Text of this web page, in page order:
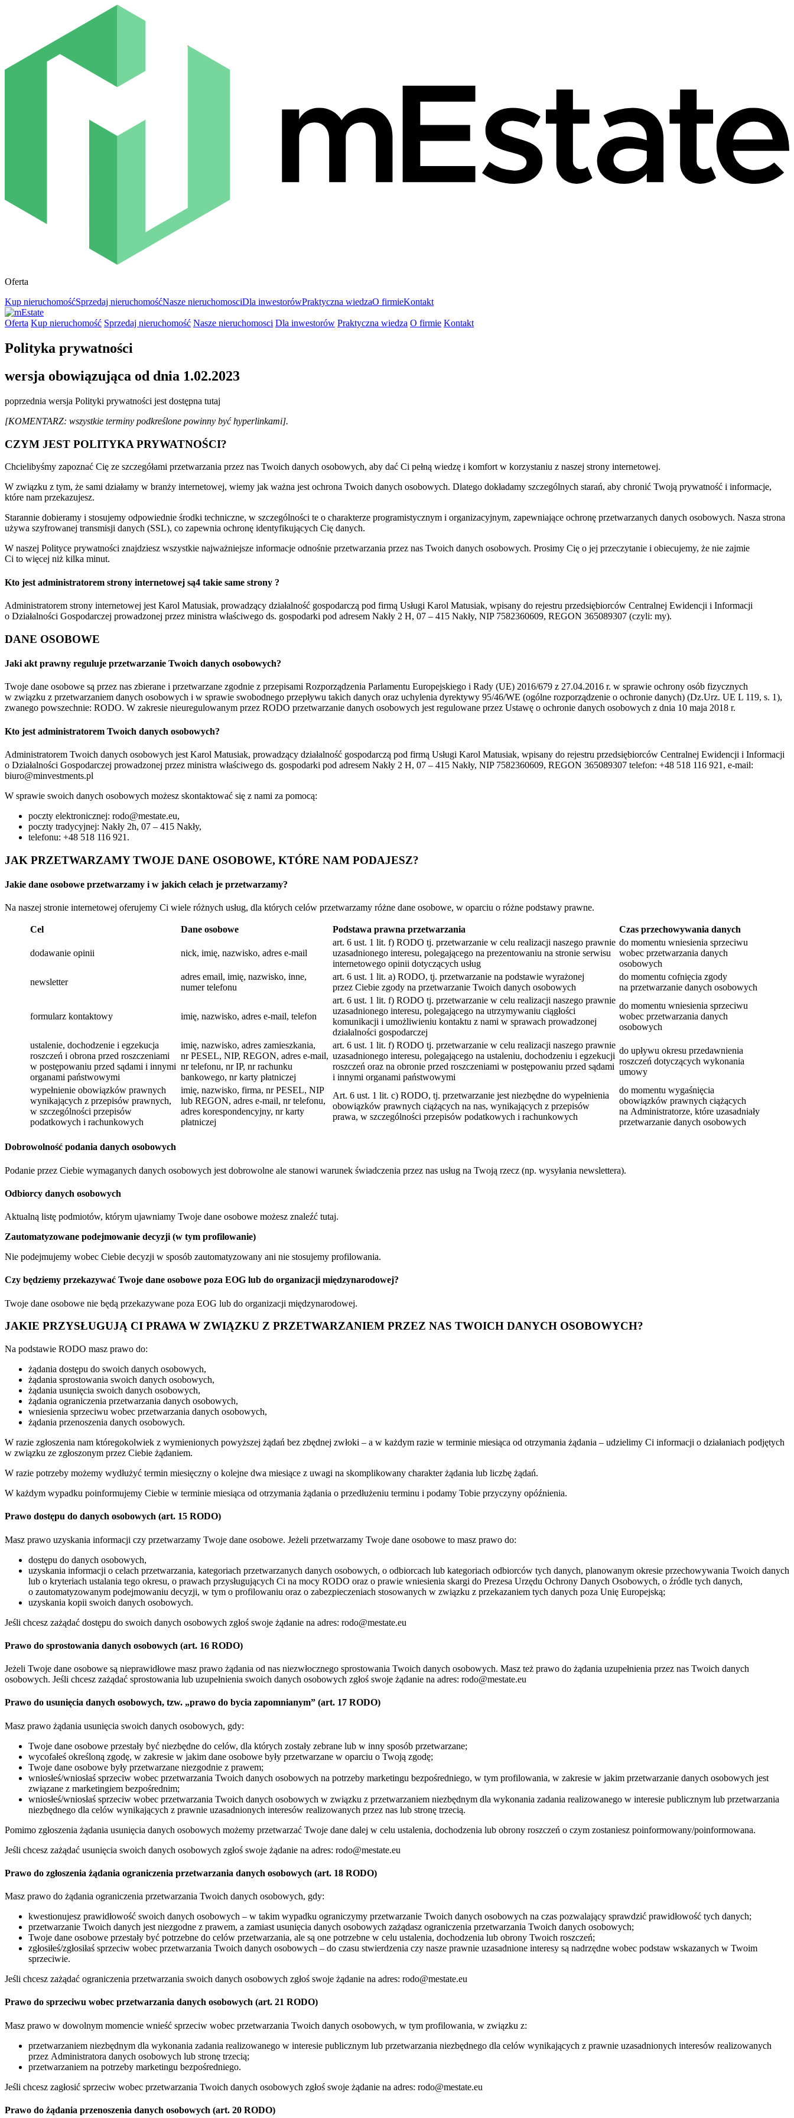
Oferta
Kup nieruchomośćSprzedaj nieruchomośćNasze nieruchomosciDla inwestorówPraktyczna wiedzaO firmieKontakt
Oferta Kup nieruchomość Sprzedaj nieruchomość Nasze nieruchomosci Dla inwestorów Praktyczna wiedza O firmie Kontakt
Polityka prywatności
wersja obowiązująca od dnia 1.02.2023
poprzednia wersja Polityki prywatności jest dostępna tutaj
[KOMENTARZ: wszystkie terminy podkreślone powinny być hyperlinkami].
CZYM JEST POLITYKA PRYWATNOŚCI?
Chcielibyśmy zapoznać Cię ze szczegółami przetwarzania przez nas Twoich danych osobowych, aby dać Ci pełną wiedzę i komfort w korzystaniu z naszej strony internetowej.
W związku z tym, że sami działamy w branży internetowej, wiemy jak ważna jest ochrona Twoich danych osobowych. Dlatego dokładamy szczególnych starań, aby chronić Twoją prywatność i informacje,
które nam przekazujesz.
Starannie dobieramy i stosujemy odpowiednie środki techniczne, w szczególności te o charakterze programistycznym i organizacyjnym, zapewniające ochronę przetwarzanych danych osobowych. Nasza strona
używa szyfrowanej transmisji danych (SSL), co zapewnia ochronę identyfikujących Cię danych.
W naszej Polityce prywatności znajdziesz wszystkie najważniejsze informacje odnośnie przetwarzania przez nas Twoich danych osobowych. Prosimy Cię o jej przeczytanie i obiecujemy, że nie zajmie
Ci to więcej niż kilka minut.
Kto jest administratorem strony internetowej są4 takie same strony ?
Administratorem strony internetowej jest Karol Matusiak, prowadzący działalność gospodarczą pod firmą Usługi Karol Matusiak, wpisany do rejestru przedsiębiorców Centralnej Ewidencji i Informacji
o Działalności Gospodarczej prowadzonej przez ministra właściwego ds. gospodarki pod adresem Nakły 2 H, 07 – 415 Nakły, NIP 7582360609, REGON 365089307 (czyli: my).
DANE OSOBOWE
Jaki akt prawny reguluje przetwarzanie Twoich danych osobowych?
Twoje dane osobowe są przez nas zbierane i przetwarzane zgodnie z przepisami Rozporządzenia Parlamentu Europejskiego i Rady (UE) 2016/679 z 27.04.2016 r. w sprawie ochrony osób fizycznych
w związku z przetwarzaniem danych osobowych i w sprawie swobodnego przepływu takich danych oraz uchylenia dyrektywy 95/46/WE (ogólne rozporządzenie o ochronie danych) (Dz.Urz. UE L 119, s. 1),
zwanego powszechnie: RODO. W zakresie nieuregulowanym przez RODO przetwarzanie danych osobowych jest regulowane przez Ustawę o ochronie danych osobowych z dnia 10 maja 2018 r.
Kto jest administratorem Twoich danych osobowych?
Administratorem Twoich danych osobowych jest Karol Matusiak, prowadzący działalność gospodarczą pod firmą Usługi Karol Matusiak, wpisany do rejestru przedsiębiorców Centralnej Ewidencji i Informacji
o Działalności Gospodarczej prowadzonej przez ministra właściwego ds. gospodarki pod adresem Nakły 2 H, 07 – 415 Nakły, NIP 7582360609, REGON 365089307 telefon: +48 518 116 921, e-mail:
biuro@minvestments.pl
W sprawie swoich danych osobowych możesz skontaktować się z nami za pomocą:
poczty elektronicznej: rodo@mestate.eu,
poczty tradycyjnej: Nakły 2h, 07 – 415 Nakły,
telefonu: +48 518 116 921.
JAK PRZETWARZAMY TWOJE DANE OSOBOWE, KTÓRE NAM PODAJESZ?
Jakie dane osobowe przetwarzamy i w jakich celach je przetwarzamy?
Na naszej stronie internetowej oferujemy Ci wiele różnych usług, dla których celów przetwarzamy różne dane osobowe, w oparciu o różne podstawy prawne.
Cel Dane osobowe Podstawa prawna przetwarzania Czas przechowywania danych
dodawanie opinii nick, imię, nazwisko, adres e-mail
art. 6 ust. 1 lit. f) RODO tj. przetwarzanie w celu realizacji naszego prawnie
uzasadnionego interesu, polegającego na prezentowaniu na stronie serwisu
internetowego opinii dotyczących usług
do momentu wniesienia sprzeciwu
wobec przetwarzania danych
osobowych
newsletter
adres email, imię, nazwisko, inne,
numer telefonu
art. 6 ust. 1 lit. a) RODO, tj. przetwarzanie na podstawie wyrażonej
przez Ciebie zgody na przetwarzanie Twoich danych osobowych
do momentu cofnięcia zgody
na przetwarzanie danych osobowych
formularz kontaktowy imię, nazwisko, adres e-mail, telefon
art. 6 ust. 1 lit. f) RODO tj. przetwarzanie w celu realizacji naszego prawnie
uzasadnionego interesu, polegającego na utrzymywaniu ciągłości
komunikacji i umożliwieniu kontaktu z nami w sprawach prowadzonej
działalności gospodarczej
do momentu wniesienia sprzeciwu
wobec przetwarzania danych
osobowych
ustalenie, dochodzenie i egzekucja
roszczeń i obrona przed roszczeniami
w postępowaniu przed sądami i innymi
organami państwowymi
imię, nazwisko, adres zamieszkania,
nr PESEL, NIP, REGON, adres e-mail,
nr telefonu, nr IP, nr rachunku
bankowego, nr karty płatniczej
art. 6 ust. 1 lit. f) RODO tj. przetwarzanie w celu realizacji naszego prawnie
uzasadnionego interesu, polegającego na ustaleniu, dochodzeniu i egzekucji
roszczeń oraz na obronie przed roszczeniami w postępowaniu przed sądami
i innymi organami państwowymi
do upływu okresu przedawnienia
roszczeń dotyczących wykonania
umowy
wypełnienie obowiązków prawnych
wynikających z przepisów prawnych,
w szczególności przepisów
podatkowych i rachunkowych
imię, nazwisko, firma, nr PESEL, NIP
lub REGON, adres e-mail, nr telefonu,
adres korespondencyjny, nr karty
płatniczej
Art. 6 ust. 1 lit. c) RODO, tj. przetwarzanie jest niezbędne do wypełnienia
obowiązków prawnych ciążących na nas, wynikających z przepisów
prawa, w szczególności przepisów podatkowych i rachunkowych
do momentu wygaśnięcia
obowiązków prawnych ciążących
na Administratorze, które uzasadniały
przetwarzanie danych osobowych
Dobrowolność podania danych osobowych
Podanie przez Ciebie wymaganych danych osobowych jest dobrowolne ale stanowi warunek świadczenia przez nas usług na Twoją rzecz (np. wysyłania newslettera).
Odbiorcy danych osobowych
Aktualną listę podmiotów, którym ujawniamy Twoje dane osobowe możesz znaleźć tutaj.
Zautomatyzowane podejmowanie decyzji (w tym profilowanie)
Nie podejmujemy wobec Ciebie decyzji w sposób zautomatyzowany ani nie stosujemy profilowania.
Czy będziemy przekazywać Twoje dane osobowe poza EOG lub do organizacji międzynarodowej?
Twoje dane osobowe nie będą przekazywane poza EOG lub do organizacji międzynarodowej.
JAKIE PRZYSŁUGUJĄ CI PRAWA W ZWIĄZKU Z PRZETWARZANIEM PRZEZ NAS TWOICH DANYCH OSOBOWYCH?
Na podstawie RODO masz prawo do:
żądania dostępu do swoich danych osobowych,
żądania sprostowania swoich danych osobowych,
żądania usunięcia swoich danych osobowych,
żądania ograniczenia przetwarzania danych osobowych,
wniesienia sprzeciwu wobec przetwarzania danych osobowych,
żądania przenoszenia danych osobowych.
W razie zgłoszenia nam któregokolwiek z wymienionych powyższej żądań bez zbędnej zwłoki – a w każdym razie w terminie miesiąca od otrzymania żądania – udzielimy Ci informacji o działaniach podjętych
w związku ze zgłoszonym przez Ciebie żądaniem.
W razie potrzeby możemy wydłużyć termin miesięczny o kolejne dwa miesiące z uwagi na skomplikowany charakter żądania lub liczbę żądań.
W każdym wypadku poinformujemy Ciebie w terminie miesiąca od otrzymania żądania o przedłużeniu terminu i podamy Tobie przyczyny opóźnienia.
Prawo dostępu do danych osobowych (art. 15 RODO)
Masz prawo uzyskania informacji czy przetwarzamy Twoje dane osobowe. Jeżeli przetwarzamy Twoje dane osobowe to masz prawo do:
dostępu do danych osobowych,
uzyskania informacji o celach przetwarzania, kategoriach przetwarzanych danych osobowych, o odbiorcach lub kategoriach odbiorców tych danych, planowanym okresie przechowywania Twoich danych
lub o kryteriach ustalania tego okresu, o prawach przysługujących Ci na mocy RODO oraz o prawie wniesienia skargi do Prezesa Urzędu Ochrony Danych Osobowych, o źródle tych danych,
o zautomatyzowanym podejmowaniu decyzji, w tym o profilowaniu oraz o zabezpieczeniach stosowanych w związku z przekazaniem tych danych poza Unię Europejską;
uzyskania kopii swoich danych osobowych.
Jeśli chcesz zażądać dostępu do swoich danych osobowych zgłoś swoje żądanie na adres: rodo@mestate.eu
Prawo do sprostowania danych osobowych (art. 16 RODO)
Jeżeli Twoje dane osobowe są nieprawidłowe masz prawo żądania od nas niezwłocznego sprostowania Twoich danych osobowych. Masz też prawo do żądania uzupełnienia przez nas Twoich danych
osobowych. Jeśli chcesz zażądać sprostowania lub uzupełnienia swoich danych osobowych zgłoś swoje żądanie na adres: rodo@mestate.eu
Prawo do usunięcia danych osobowych, tzw. „prawo do bycia zapomnianym” (art. 17 RODO)
Masz prawo żądania usunięcia swoich danych osobowych, gdy:
Twoje dane osobowe przestały być niezbędne do celów, dla których zostały zebrane lub w inny sposób przetwarzane;
wycofałeś określoną zgodę, w zakresie w jakim dane osobowe były przetwarzane w oparciu o Twoją zgodę;
Twoje dane osobowe były przetwarzane niezgodnie z prawem;
wniosłeś/wniosłaś sprzeciw wobec przetwarzania Twoich danych osobowych na potrzeby marketingu bezpośredniego, w tym profilowania, w zakresie w jakim przetwarzanie danych osobowych jest
związane z marketingiem bezpośrednim;
wniosłeś/wniosłaś sprzeciw wobec przetwarzania Twoich danych osobowych w związku z przetwarzaniem niezbędnym dla wykonania zadania realizowanego w interesie publicznym lub przetwarzania
niezbędnego dla celów wynikających z prawnie uzasadnionych interesów realizowanych przez nas lub stronę trzecią.
Pomimo zgłoszenia żądania usunięcia danych osobowych możemy przetwarzać Twoje dane dalej w celu ustalenia, dochodzenia lub obrony roszczeń o czym zostaniesz poinformowany/poinformowana.
Jeśli chcesz zażądać usunięcia swoich danych osobowych zgłoś swoje żądanie na adres: rodo@mestate.eu
Prawo do zgłoszenia żądania ograniczenia przetwarzania danych osobowych (art. 18 RODO)
Masz prawo do żądania ograniczenia przetwarzania Twoich danych osobowych, gdy:
kwestionujesz prawidłowość swoich danych osobowych – w takim wypadku ograniczymy przetwarzanie Twoich danych osobowych na czas pozwalający sprawdzić prawidłowość tych danych;
przetwarzanie Twoich danych jest niezgodne z prawem, a zamiast usunięcia danych osobowych zażądasz ograniczenia przetwarzania Twoich danych osobowych;
Twoje dane osobowe przestały być potrzebne do celów przetwarzania, ale są one potrzebne w celu ustalenia, dochodzenia lub obrony Twoich roszczeń;
zgłosiłeś/zgłosiłaś sprzeciw wobec przetwarzania Twoich danych osobowych – do czasu stwierdzenia czy nasze prawnie uzasadnione interesy są nadrzędne wobec podstaw wskazanych w Twoim
sprzeciwie.
Jeśli chcesz zażądać ograniczenia przetwarzania swoich danych osobowych zgłoś swoje żądanie na adres: rodo@mestate.eu
Prawo do sprzeciwu wobec przetwarzania danych osobowych (art. 21 RODO)
Masz prawo w dowolnym momencie wnieść sprzeciw wobec przetwarzania Twoich danych osobowych, w tym profilowania, w związku z:
przetwarzaniem niezbędnym dla wykonania zadania realizowanego w interesie publicznym lub przetwarzania niezbędnego dla celów wynikających z prawnie uzasadnionych interesów realizowanych
przez Administratora danych osobowych lub stronę trzecią;
przetwarzaniem na potrzeby marketingu bezpośredniego.
Jeśli chcesz zagłosić sprzeciw wobec przetwarzania Twoich danych osobowych zgłoś swoje żądanie na adres: rodo@mestate.eu
Prawo do żądania przenoszenia danych osobowych (art. 20 RODO)